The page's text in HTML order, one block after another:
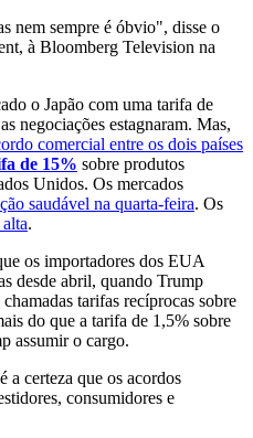
nem sempre é óbvio", disse o
à Bloomberg Television na
o Japão com uma tarifa de
negociações estagnaram. Mas,
comercial entre os dois países
de 15% sobre produtos
Unidos. Os mercados
saudável na quarta-feira. Os
.
os importadores dos EUA
desde abril, quando Trump
tarifas recíprocas sobre
do que a tarifa de 1,5% sobre
assumir o cargo.
a certeza que os acordos
consumidores e